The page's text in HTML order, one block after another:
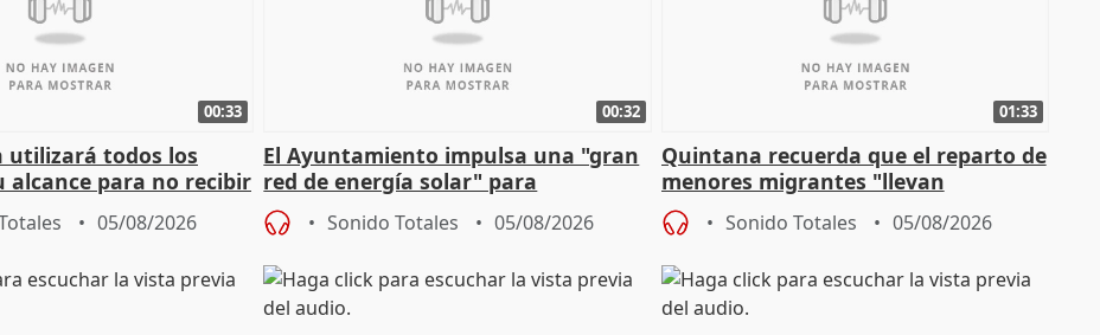
00:33
utilizará todos los
alcance para no recibir
migrantes
05/08/2026
00:32
El Ayuntamiento impulsa una "gran
red de energía solar" para
autoconsumo
Sonido Totales 05/08/2026
01:33
Quintana recuerda que el reparto de
menores migrantes "llevan
aportación del Gobierno" central
Sonido Totales 05/08/2026